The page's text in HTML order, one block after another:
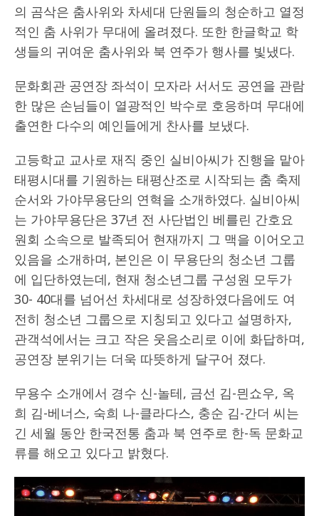
의 곰삭은 춤사위와 차세대 단원들의 청순하고 열정
적인 춤 사위가 무대에 올려졌다. 또한 한글학교 학
생들의 귀여운 춤사위와 북 연주가 행사를 빛냈다.
문화회관 공연장 좌석이 모자라 서서도 공연을 관람
한 많은 손님들이 열광적인 박수로 호응하며 무대에
출연한 다수의 예인들에게 찬사를 보냈다.
고등학교 교사로 재직 중인 실비아씨가 진행을 맡아
태평시대를 기원하는 태평산조로 시작되는 춤 축제
순서와 가야무용단의 연혁을 소개하였다. 실비아씨
는 가야무용단은 37년 전 사단법인 베를린 간호요
원회 소속으로 발족되어 현재까지 그 맥을 이어오고
있음을 소개하며, 본인은 이 무용단의 청소년 그룹
에 입단하였는데, 현재 청소년그룹 구성원 모두가
30- 40대를 넘어선 차세대로 성장하였다음에도 여
전히 청소년 그룹으로 지칭되고 있다고 설명하자,
관객석에서는 크고 작은 웃음소리로 이에 화답하며,
공연장 분위기는 더욱 따뜻하게 달구어 졌다.
무용수 소개에서 경수 신-놀테, 금선 김-믠쇼우, 옥
희 김-베너스, 숙희 나-클라다스, 충순 김-간더 씨는
긴 세월 동안 한국전통 춤과 북 연주로 한-독 문화교
류를 해오고 있다고 밝혔다.